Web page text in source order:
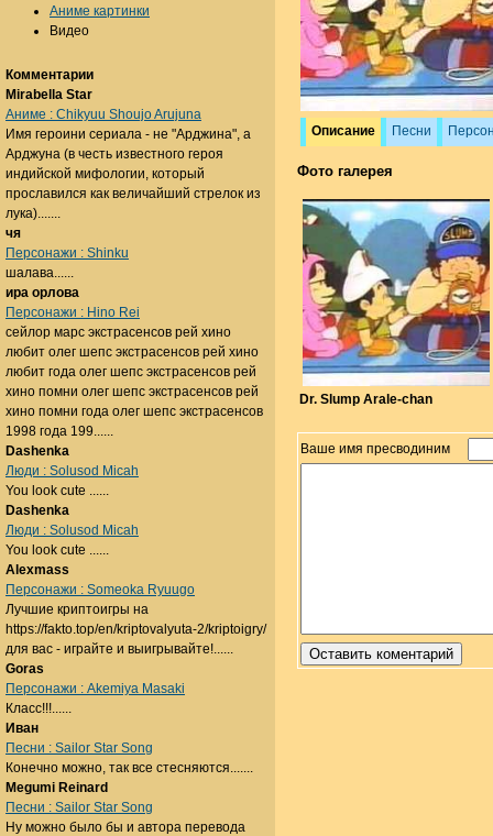
Описание Песни
Фото галерея
Dr. Slump Arale-chan
Ваше имя пресводиним
Аниме картинки
Видео
Комментарии
Mirabella Star
Аниме : Chikyuu Shoujo Arujuna
Имя героини сериала - не "Арджина", а
Арджуна (в честь известного героя
индийской мифологии, который
прославился как величайший стрелок из
лука).......
чя
Персонажи : Shinku
шалава......
ира орлова
Персонажи : Hino Rei
сейлор марс экстрасенсов рей хино
любит олег шепс экстрасенсов рей хино
любит года олег шепс экстрасенсов рей
хино помни олег шепс экстрасенсов рей
хино помни года олег шепс экстрасенсов
1998 года 199......
Dashenka
Люди : Solusod Micah
You look cute ......
Dashenka
Люди : Solusod Micah
You look cute ......
Alexmass
Персонажи : Someoka Ryuugo
Лучшие криптоигры на
https://fakto.top/en/kriptovalyuta-2/kriptoigry/
для вас - играйте и выигрывайте!......
Goras
Персонажи : Akemiya Masaki
Класс!!!......
Иван
Песни : Sailor Star Song
Конечно можно, так все стесняются.......
Megumi Reinard
Песни : Sailor Star Song
Ну можно было бы и автора перевода